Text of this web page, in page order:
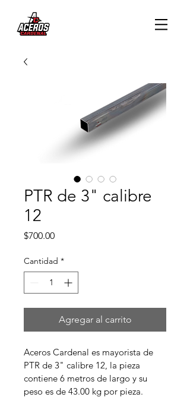
PTR de 3" calibre
12
$700.00Precio
Cantidad *
Agregar al carrito
Aceros Cardenal es mayorista de
PTR de 3" calibre 12, la pieza
contiene 6 metros de largo y su
peso es de 43.00 kg por pieza.